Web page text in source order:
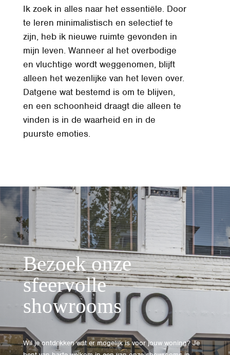
Ik zoek in alles naar het essentiële. Door
te leren minimalistisch en selectief te
zijn, heb ik nieuwe ruimte gevonden in
mijn leven. Wanneer al het overbodige
en vluchtige wordt weggenomen, blijft
alleen het wezenlijke van het leven over.
Datgene wat bestemd is om te blijven,
en een schoonheid draagt die alleen te
vinden is in de waarheid en in de
puurste emoties.
Bezoek onze
sfeervolle
showrooms
Wil je ontdekken wat er mogelijk is voor jouw woning? Je